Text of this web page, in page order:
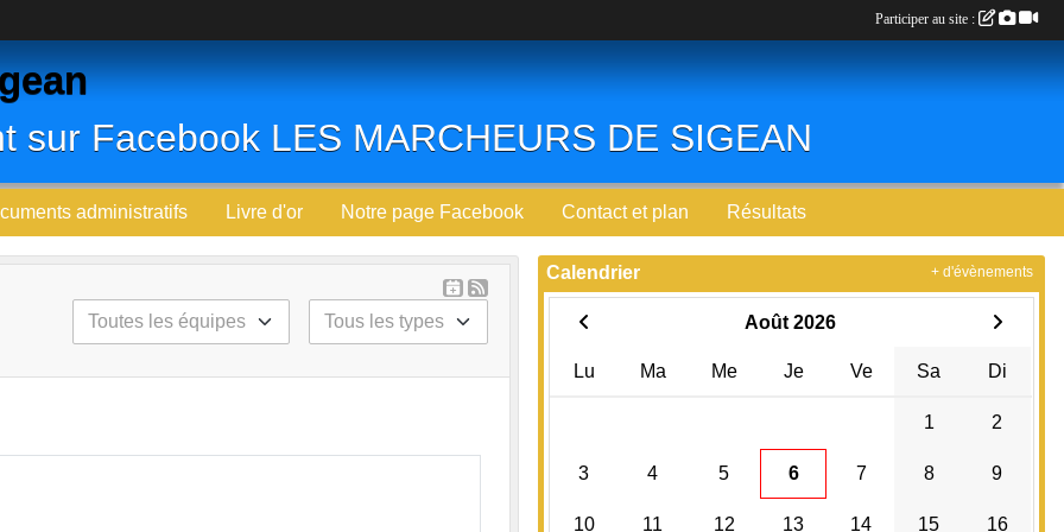
sur Facebook LES MARCHEURS DE SIGEAN
administratifs Livre d'or Notre page Facebook Contact et plan Résultats
Calendrier
Août 2026
Lu Ma Me Je Ve Sa Di
1 2
3 4 5 6 7 8 9
10 11 12 13 14 15 16
+ d'évènements
Participer au site :